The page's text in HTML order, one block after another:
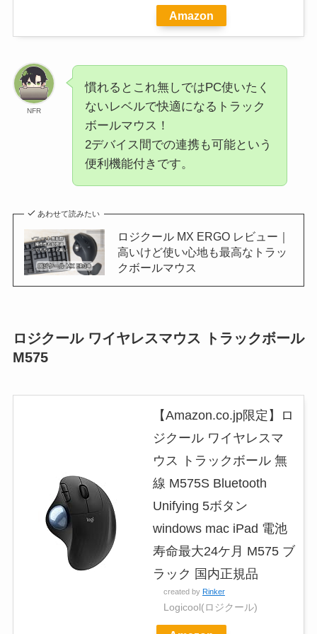
Amazon
NFR
慣れるとこれ無しではPC使いたく
ないレベルで快適になるトラック
ボールマウス！
2デバイス間での連携も可能という
便利機能付きです。
あわせて読みたい
ロジクール MX ERGO レビュー｜
高いけど使い心地も最高なトラッ
クボールマウス
ロジクール ワイヤレスマウス トラックボール
M575
【Amazon.co.jp限定】ロ
ジクール ワイヤレスマ
ウス トラックボール 無
線 M575S Bluetooth
Unifying 5ボタン
windows mac iPad 電池
寿命最大24ケ月 M575 ブ
ラック 国内正規品
created by Rinker
Logicool(ロジクール)